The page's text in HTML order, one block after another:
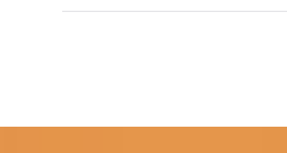
navigatie